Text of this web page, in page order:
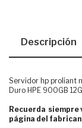
Descripción
Servidor hp proliant
Duro HPE 900GB
Recuerda
página del